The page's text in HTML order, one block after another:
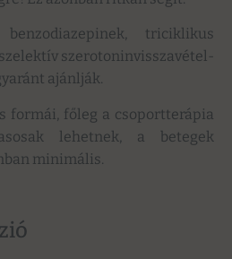
triciklikus
szerotoninvisszavétel-
ajánlják.
formái, főleg a csoportterápia
lehetnek, a betegek
minimális.